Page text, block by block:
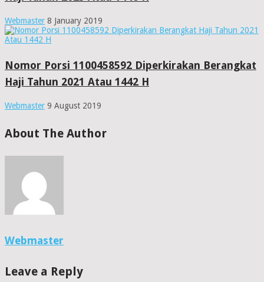
Webmaster 8 January 2019
Nomor Porsi 1100458592 Diperkirakan Berangkat
Haji Tahun 2021 Atau 1442 H
Webmaster 9 August 2019
About The Author
Webmaster
Leave a Reply